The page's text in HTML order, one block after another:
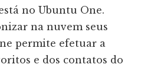
no Ubuntu One.
na nuvem seus
permite efetuar a
e dos contatos do